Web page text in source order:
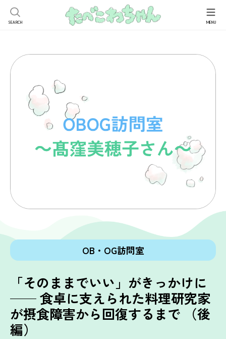
OB・OG訪問室
元当事者
周辺者
家族・パートナー
座談会・イベント
モヤモヤ相談室
経験者Q&A
専門家Q&A
摂食障害ピアサポートAlly Me
ニュース
索:
キーワードから探す
ダイエット 男性
スポーツ
治療 うつ
カミングアウト
ライフイベント
不安障害 留学
妊娠出産
就職活動
学校生活 配慮
非嘔吐過食
自己理解
通院
大学院
再発予防
ソーシャルワーカー
認知行動療法
結婚・パートナーシップ
会食
生理
自己肯定感
チューイング
過食嘔吐
肥満恐怖
ボディイメージ
完璧主義 家族関係 進学 栄養指導
OB・OG訪問室
「そのままでいい」がきっかけに
── 食卓に支えられた料理研究家
が摂食障害から回復するまで （後
編）